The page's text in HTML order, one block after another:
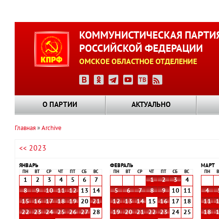
КОММУНИСТИЧЕСКАЯ
РОССИЙСКОЙ ФЕДЕРАЦИИ
ОМСКОЕ ОБЛАСТНОЕ ОТДЕЛЕНИЕ
О ПАРТИИ АКТУАЛЬНО
навигации
Главная Archive
<< 2023
ЯНВАРЬ
ПН ВТ СР ЧТ СБ ВС
1 2 3 4 5 6
7
8
9 10 11 12 13
14
15
16 17 18 19 20
21
22
23 24 25 26 27
28
ФЕВРАЛЬ
ПН ВТ СР ЧТ СБ ВС
1 2 3
4
5
6 7 8 9 10
11
12
13 14 15 16 17
18
19
20 21 22 23 24
25
МАРТ
ПН
4
11
18